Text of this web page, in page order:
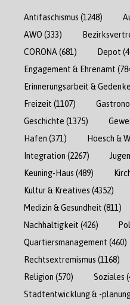
Antifaschismus (1248)
AWO (333)
CORONA (681) Depot
Engagement & Ehrenamt
Erinnerungsarbeit &
Freizeit (1107)
Geschichte (1375)
Hafen (371) Hoesch &
Integration (2267)
Keuning-Haus (489)
Kultur & Kreatives (4352)
Medizin & Gesundheit (811)
Nachhaltigkeit (426)
Quartiersmanagement (460)
Rechtsextremismus (1168)
Religion (570) Soziales
Stadtentwicklung & -